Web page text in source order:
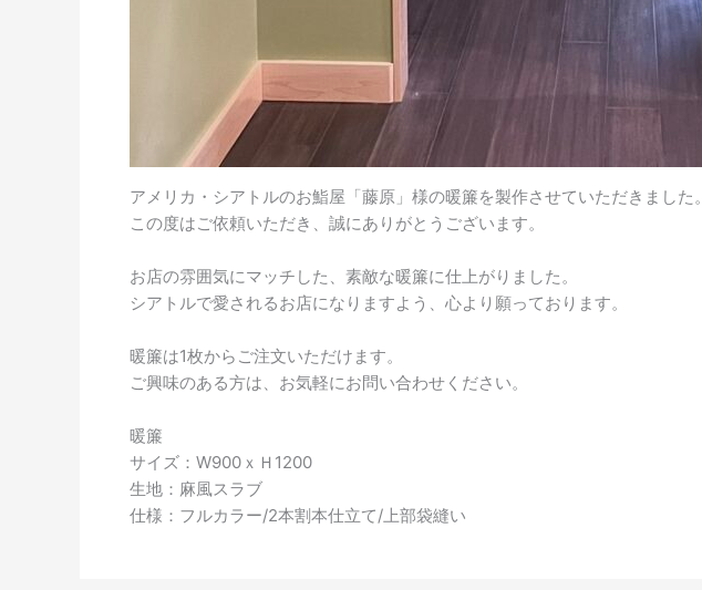
アメリカ・シアトルのお鮨屋「藤原」様の暖簾を製作させていただきました。
この度はご依頼いただき、誠にありがとうございます。
お店の雰囲気にマッチした、素敵な暖簾に仕上がりました。
シアトルで愛されるお店になりますよう、心より願っております。
暖簾は1枚からご注文いただけます。
ご興味のある方は、お気軽にお問い合わせください。
暖簾
サイズ：W900ｘＨ1200
生地：麻風スラブ
仕様：フルカラー/2本割本仕立て/上部袋縫い